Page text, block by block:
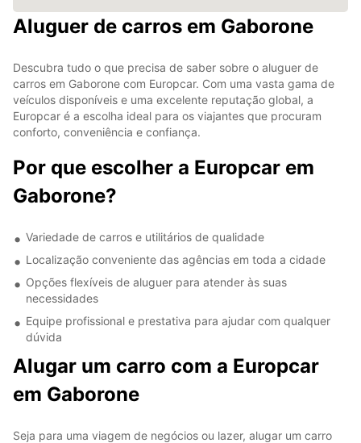
Aluguer de carros em Gaborone
Descubra tudo o que precisa de saber sobre o aluguer de
carros em Gaborone com Europcar. Com uma vasta gama de
veículos disponíveis e uma excelente reputação global, a
Europcar é a escolha ideal para os viajantes que procuram
conforto, conveniência e confiança.
Por que escolher a Europcar em
Gaborone?
Variedade de carros e utilitários de qualidade
Localização conveniente das agências em toda a cidade
Opções flexíveis de aluguer para atender às suas
necessidades
Equipe profissional e prestativa para ajudar com qualquer
dúvida
Alugar um carro com a Europcar
em Gaborone
Seja para uma viagem de negócios ou lazer, alugar um carro